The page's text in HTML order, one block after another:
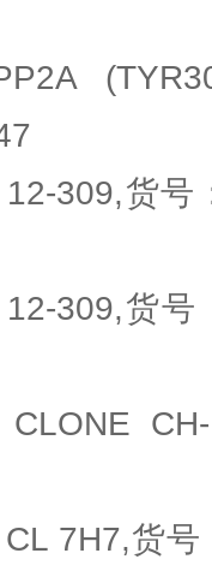
309,货号
309,货号
CLONE
7H7,货